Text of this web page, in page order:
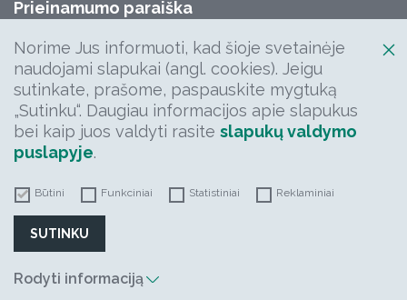
Prieinamumo paraiška
info@keliuprieziura.lt
2026 | AB „Kelių priežiūra" | Visos teisės saugomos
Norime Jus informuoti, kad šioje svetainėje
naudojami slapukai (angl. cookies). Jeigu
sutinkate, prašome, paspauskite mygtuką
„Sutinku“. Daugiau informacijos apie slapukus
bei kaip juos valdyti rasite slapukų valdymo
puslapyje.
Būtini Funkciniai Statistiniai Reklaminiai
SUTINKU
Rodyti informaciją